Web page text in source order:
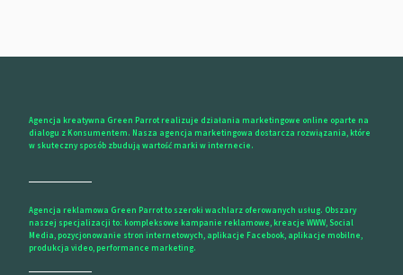
Agencja kreatywna Green Parrot realizuje działania marketingowe online oparte na
dialogu z Konsumentem. Nasza agencja marketingowa dostarcza rozwiązania, które
w skuteczny sposób zbudują wartość marki w internecie.
Agencja reklamowa Green Parrot to szeroki wachlarz oferowanych usług. Obszary
naszej specjalizacji to: kompleksowe kampanie reklamowe, kreacje WWW, Social
Media, pozycjonowanie stron internetowych, aplikacje Facebook, aplikacje mobilne,
produkcja video, performance marketing.